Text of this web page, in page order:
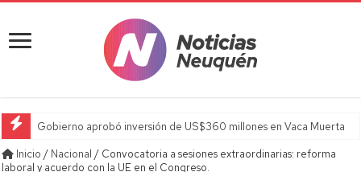
Gobierno aprobó inversión de US$360 millones en Vaca Muerta
Inicio / Nacional / Convocatoria a sesiones extraordinarias: reforma
laboral y acuerdo con la UE en el Congreso.